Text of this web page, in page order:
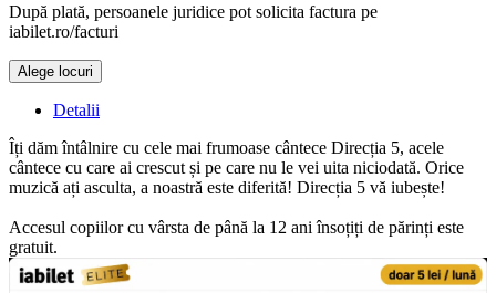
După plată, persoanele juridice pot solicita factura pe
iabilet.ro/facturi
Alege locuri
Detalii
Îți dăm întâlnire cu cele mai frumoase cântece Direcția 5, acele
cântece cu care ai crescut și pe care nu le vei uita niciodată. Orice
muzică ați asculta, a noastră este diferită! Direcția 5 vă iubește!
Accesul copiilor cu vârsta de până la 12 ani însoțiți de părinți este
gratuit.